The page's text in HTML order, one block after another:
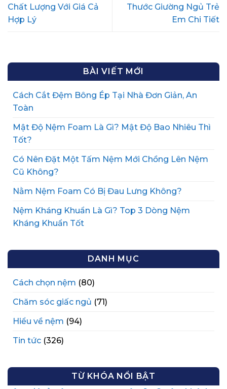
Chất Lượng Với Giá Cả
Hợp Lý
Thước Giường Ngủ Trẻ
Em Chi Tiết
BÀI VIẾT MỚI
Cách Cắt Đệm Bông Ép Tại Nhà Đơn Giản, An
Toàn
Mật Độ Nệm Foam Là Gì? Mật Độ Bao Nhiêu Thì
Tốt?
Có Nên Đặt Một Tấm Nệm Mới Chồng Lên Nệm
Cũ Không?
Nằm Nệm Foam Có Bị Đau Lưng Không?
Nệm Kháng Khuẩn Là Gì? Top 3 Dòng Nệm
Kháng Khuẩn Tốt
DANH MỤC
Cách chọn nệm (80)
Chăm sóc giấc ngủ (71)
Hiểu về nệm (94)
Tin tức (326)
TỪ KHÓA NỔI BẬT